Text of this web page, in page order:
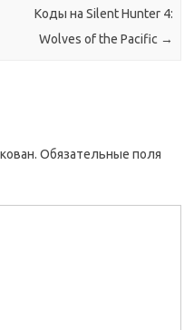
Коды на Silent Hunter 4:
Wolves of the Pacific →
Обязательные поля